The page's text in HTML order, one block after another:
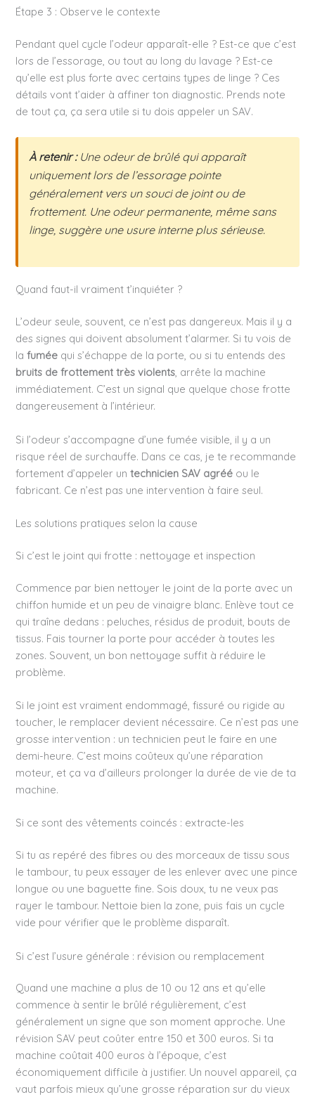
Étape 3 : Observe le contexte
Pendant quel cycle l’odeur apparaît-elle ? Est-ce que c’est
lors de l’essorage, ou tout au long du lavage ? Est-ce
qu’elle est plus forte avec certains types de linge ? Ces
détails vont t’aider à affiner ton diagnostic. Prends note
de tout ça, ça sera utile si tu dois appeler un SAV.
À retenir :Une odeur de brûlé qui apparaît
uniquement lors de l’essorage pointe
généralement vers un souci de joint ou de
frottement. Une odeur permanente, même sans
linge, suggère une usure interne plus sérieuse.
Quand faut-il vraiment t’inquiéter ?
L’odeur seule, souvent, ce n’est pas dangereux. Mais il y a
des signes qui doivent absolument t’alarmer. Si tu vois de
lafumée qui s’échappe de la porte, ou si tu entends des
bruits de frottement très violents, arrête la machine
immédiatement. C’est un signal que quelque chose frotte
dangereusement à l’intérieur.
Si l’odeur s’accompagne d’une fumée visible, il y a un
risque réel de surchauffe. Dans ce cas, je te recommande
fortement d’appeler untechnicien SAV agréé ou le
fabricant. Ce n’est pas une intervention à faire seul.
Les solutions pratiques selon la cause
Si c’est le joint qui frotte : nettoyage et inspection
Commence par bien nettoyer le joint de la porte avec un
chiffon humide et un peu de vinaigre blanc. Enlève tout ce
qui traîne dedans : peluches, résidus de produit, bouts de
tissus. Fais tourner la porte pour accéder à toutes les
zones. Souvent, un bon nettoyage suffit à réduire le
problème.
Si le joint est vraiment endommagé, fissuré ou rigide au
toucher, le remplacer devient nécessaire. Ce n’est pas une
grosse intervention : un technicien peut le faire en une
demi-heure. C’est moins coûteux qu’une réparation
moteur, et ça va d’ailleurs prolonger la durée de vie de ta
machine.
Si ce sont des vêtements coincés : extracte-les
Si tu as repéré des fibres ou des morceaux de tissu sous
le tambour, tu peux essayer de les enlever avec une pince
longue ou une baguette fine. Sois doux, tu ne veux pas
rayer le tambour. Nettoie bien la zone, puis fais un cycle
vide pour vérifier que le problème disparaît.
Si c’est l’usure générale : révision ou remplacement
Quand une machine a plus de 10 ou 12 ans et qu’elle
commence à sentir le brûlé régulièrement, c’est
généralement un signe que son moment approche. Une
révision SAV peut coûter entre 150 et 300 euros. Si ta
machine coûtait 400 euros à l’époque, c’est
économiquement difficile à justifier. Un nouvel appareil, ça
vaut parfois mieux qu’une grosse réparation sur du vieux